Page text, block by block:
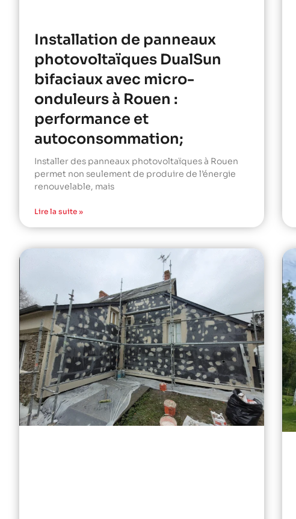
Installation de panneaux
photovoltaïques DualSun
bifaciaux avec micro-
onduleurs à Rouen :
performance et
autoconsommation;
Installer des panneaux photovoltaïques à Rouen
permet non seulement de produire de l’énergie
renouvelable, mais
Lire la suite »